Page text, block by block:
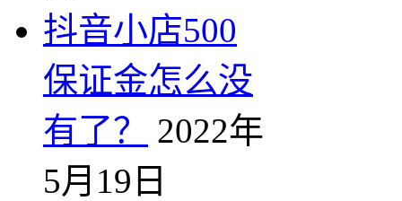
抖音小店500
保证金怎么没
有了？
2022年
5月19日